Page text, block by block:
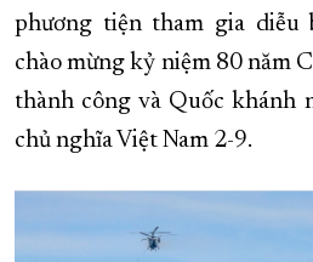
phương tiện tham gia diễu
chào mừng kỷ niệm 80 năm
thành công và Quốc khánh
chủ nghĩa Việt Nam 2-9.